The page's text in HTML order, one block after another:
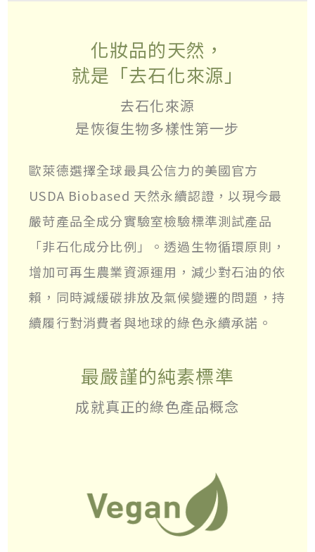
化妝品的天然，
就是「去石化來源」
去石化來源
是恢復生物多樣性第一步
歐萊德選擇全球最具公信力的美國官方
USDA Biobased 天然永續認證，以現今最
嚴苛產品全成分實驗室檢驗標準測試產品
「非石化成分比例」。透過生物循環原則，
增加可再生農業資源運用，減少對石油的依
賴，同時減緩碳排放及氣候變遷的問題，持
續履行對消費者與地球的綠色永續承諾。
最嚴謹的純素標準
成就真正的綠色產品概念